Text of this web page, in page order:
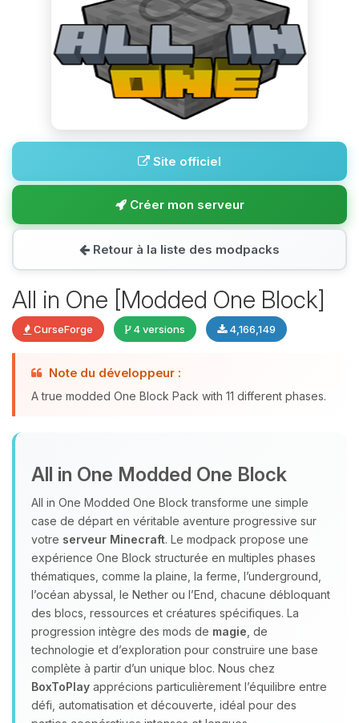
Site officiel
Créer mon serveur
Retour à la liste des modpacks
All in One [Modded One Block]
CurseForge 4 versions 4,166,149
Note du développeur :
A true modded One Block Pack with 11 different phases.
All in One Modded One Block
All in One Modded One Block transforme une simple
case de départ en véritable aventure progressive sur
votre serveur Minecraft. Le modpack propose une
expérience One Block structurée en multiples phases
thématiques, comme la plaine, la ferme, l’underground,
l’océan abyssal, le Nether ou l’End, chacune débloquant
des blocs, ressources et créatures spécifiques. La
progression intègre des mods de magie , de
technologie et d’exploration pour construire une base
complète à partir d’un unique bloc. Nous chez
BoxToPlay apprécions particulièrement l’équilibre entre
défi, automatisation et découverte, idéal pour des
Youpi, enfin quelqu’un pour me
07/08/2026 à 06:55